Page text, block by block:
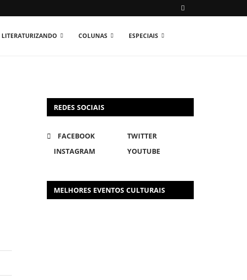
LITERATURIZANDO COLUNAS ESPECIAIS
REDES SOCIAIS
FACEBOOK
TWITTER
INSTAGRAM
YOUTUBE
MELHORES EVENTOS CULTURAIS